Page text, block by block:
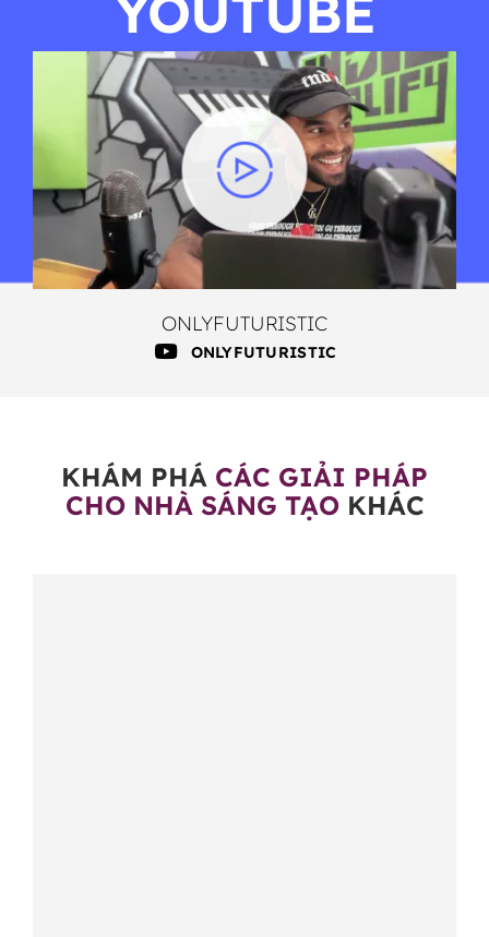
ONLYFUTURISTIC
ONLYFUTURISTIC
KHÁM PHÁ CÁC GIẢI PHÁP
CHO NHÀ SÁNG TẠOKHÁC